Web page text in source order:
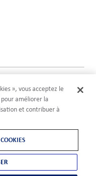
», vous acceptez le
améliorer la
et contribuer à